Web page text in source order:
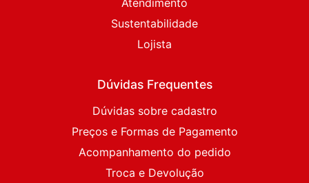
Sustentabilidade
Lojista
Dúvidas Frequentes
Dúvidas sobre cadastro
Preços e Formas de Pagamento
Acompanhamento do pedido
Troca e Devolução